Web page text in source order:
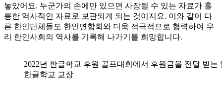
놓았어요. 누군가의 손에만 있으면 사장될 수 있는 자료가 훌
륭한 역사적인 자료로 보관되게 되는 것이지요. 이와 같이 다
른 한인단체들도 한인연합회와 더욱 적극적으로 협력하여 우
리 한인사회의 역사를 기록해 나가기를 희망합니다.
2022년 한글학교 후원 골프대회에서 후원금을 전달 받
한글학교 교장